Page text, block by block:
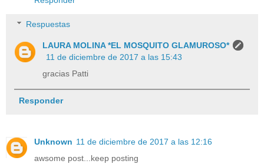
Respuestas
LAURA MOLINA *EL MOSQUITO GLAMUROSO*
11 de diciembre de 2017 a las 15:43
gracias Patti
Responder
Unknown 11 de diciembre de 2017 a las 12:16
awsome post...keep posting